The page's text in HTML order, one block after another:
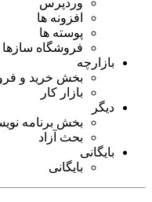
وردپرس
افزونه ها
پوسته ها
فروشگاه سازها
بازارچه
بخش خرید و
بازار کار
دیگر
بخش برنامه
بحث آزاد
بایگانی
بایگانی